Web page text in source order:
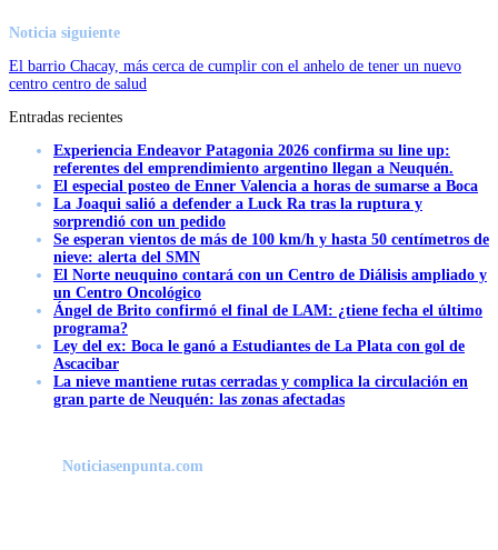
Noticia siguiente
El barrio Chacay, más cerca de cumplir con el anhelo de tener un nuevo
centro centro de salud
Entradas recientes
Experiencia Endeavor Patagonia 2026 confirma su line up:
referentes del emprendimiento argentino llegan a Neuquén.
El especial posteo de Enner Valencia a horas de sumarse a Boca
La Joaqui salió a defender a Luck Ra tras la ruptura y
sorprendió con un pedido
Se esperan vientos de más de 100 km/h y hasta 50 centímetros de
nieve: alerta del SMN
El Norte neuquino contará con un Centro de Diálisis ampliado y
un Centro Oncológico
Ángel de Brito confirmó el final de LAM: ¿tiene fecha el último
programa?
Ley del ex: Boca le ganó a Estudiantes de La Plata con gol de
Ascacibar
La nieve mantiene rutas cerradas y complica la circulación en
gran parte de Neuquén: las zonas afectadas
Noticiasenpunta.com